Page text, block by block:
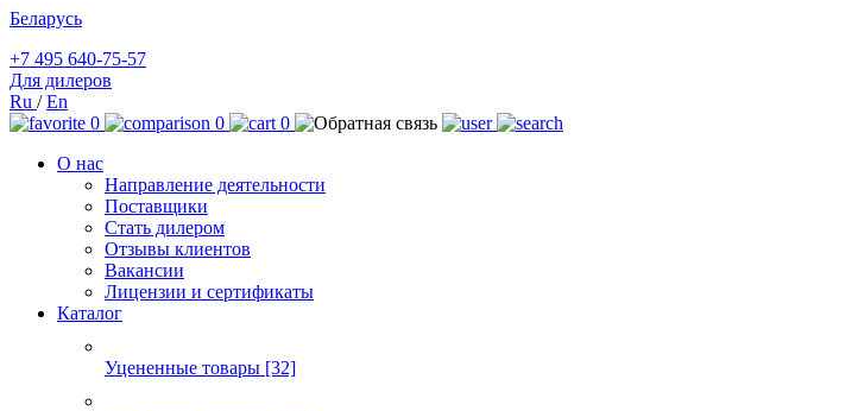
Беларусь
+7 495 640-75-57
Для дилеров
Ru /En
0
0
0
О нас
Направление деятельности
Поставщики
Стать дилером
Отзывы клиентов
Вакансии
Лицензии и сертификаты
Каталог
Уцененные товары [32]